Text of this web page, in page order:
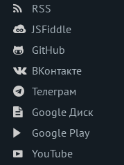
RSS
JSFiddle
GitHub
ВКонтакте
Телеграм
Google Диск
Google Play
YouTube